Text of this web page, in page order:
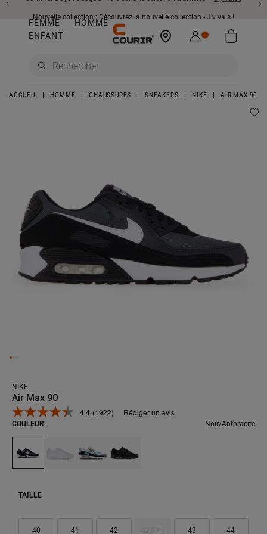
FEMME
HOMME
ENFANT
ACCUEIL HOMME CHAUSSURES SNEAKERS NIKE AIR MAX 90
NIKE
Air Max 90
4.4 Lire
sur
la
(1922) Rédiger un avis
COULEUR Noir/anthracite
TAILLE
40 41 42 43 44